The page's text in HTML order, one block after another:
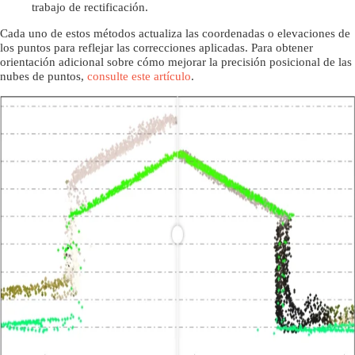
trabajo de rectificación.
Cada uno de estos métodos actualiza las coordenadas o elevaciones de
los puntos para reflejar las correcciones aplicadas. Para obtener
orientación adicional sobre cómo mejorar la precisión posicional de las
nubes de puntos, consulte este artículo.